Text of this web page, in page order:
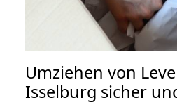
Umziehen von
Isselburg sicher